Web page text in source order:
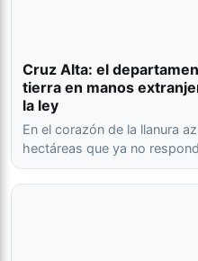
Cruz Alta: el
tierra en manos
la ley
En el corazón de la llanura
hectáreas que ya no